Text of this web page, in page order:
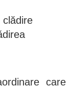
clădire
care